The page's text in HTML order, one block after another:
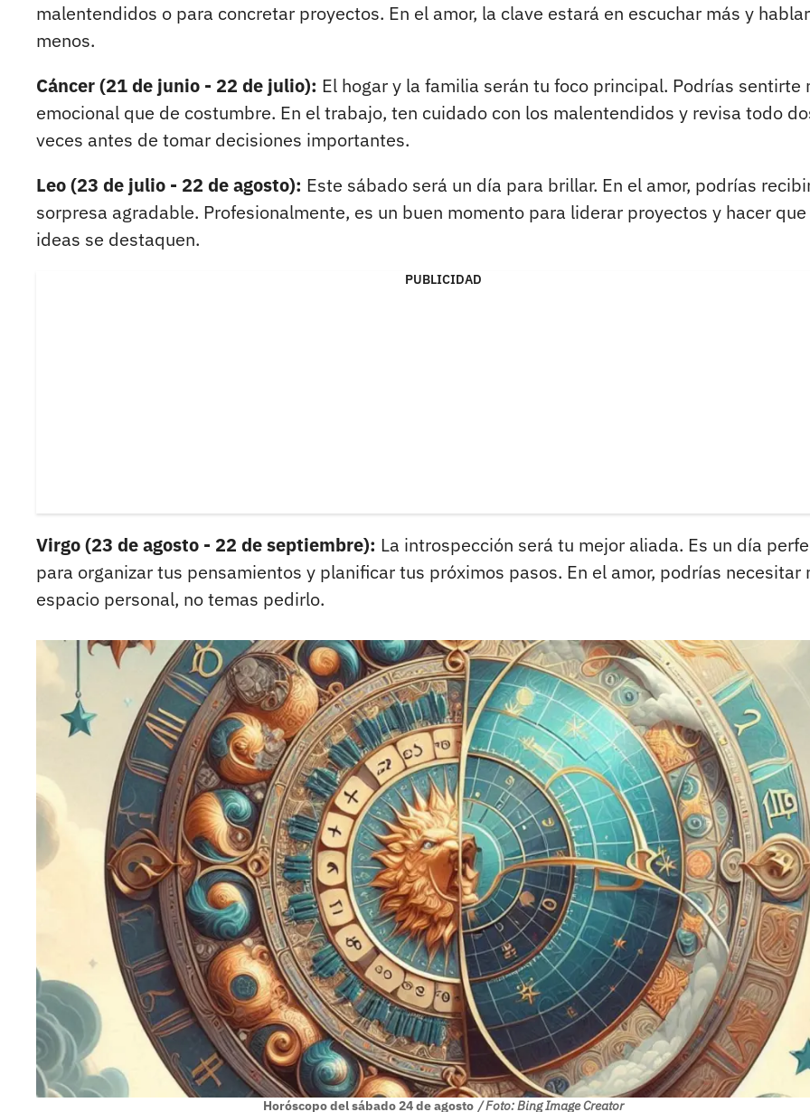
malentendidos o para concretar proyectos. En el amor, la clave estará en escuchar más y hablar
menos.
Cáncer (21 de junio - 22 de julio): El hogar y la familia serán tu foco principal. Podrías sentirte
emocional que de costumbre. En el trabajo, ten cuidado con los malentendidos y revisa todo
veces antes de tomar decisiones importantes.
Leo (23 de julio - 22 de agosto): Este sábado será un día para brillar. En el amor, podrías
sorpresa agradable. Profesionalmente, es un buen momento para liderar proyectos y hacer
ideas se destaquen.
PUBLICIDAD
Virgo (23 de agosto - 22 de septiembre): La introspección será tu mejor aliada. Es un día
para organizar tus pensamientos y planificar tus próximos pasos. En el amor, podrías necesitar
espacio personal, no temas pedirlo.
Horóscopo del sábado 24 de agosto / Foto: Bing Image Creator